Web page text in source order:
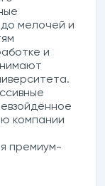
мелочей и
и
компании
премиум-